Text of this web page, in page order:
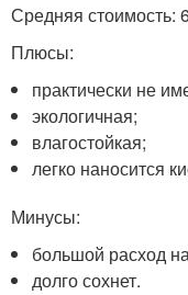
Средняя стоимость:
Плюсы:
практически не
экологичная;
влагостойкая;
легко наносится
Минусы:
большой расход
долго сохнет.